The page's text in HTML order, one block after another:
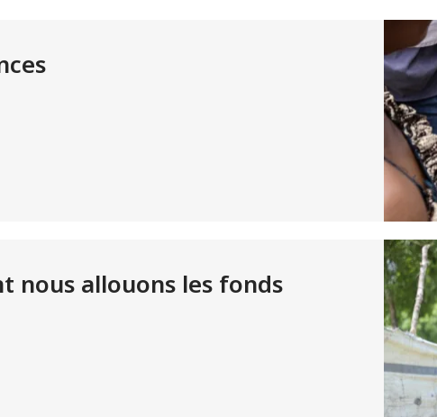
nous allouons les fonds